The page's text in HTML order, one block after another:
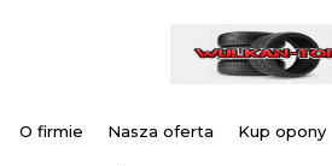
O firmie Nasza oferta Kup opony